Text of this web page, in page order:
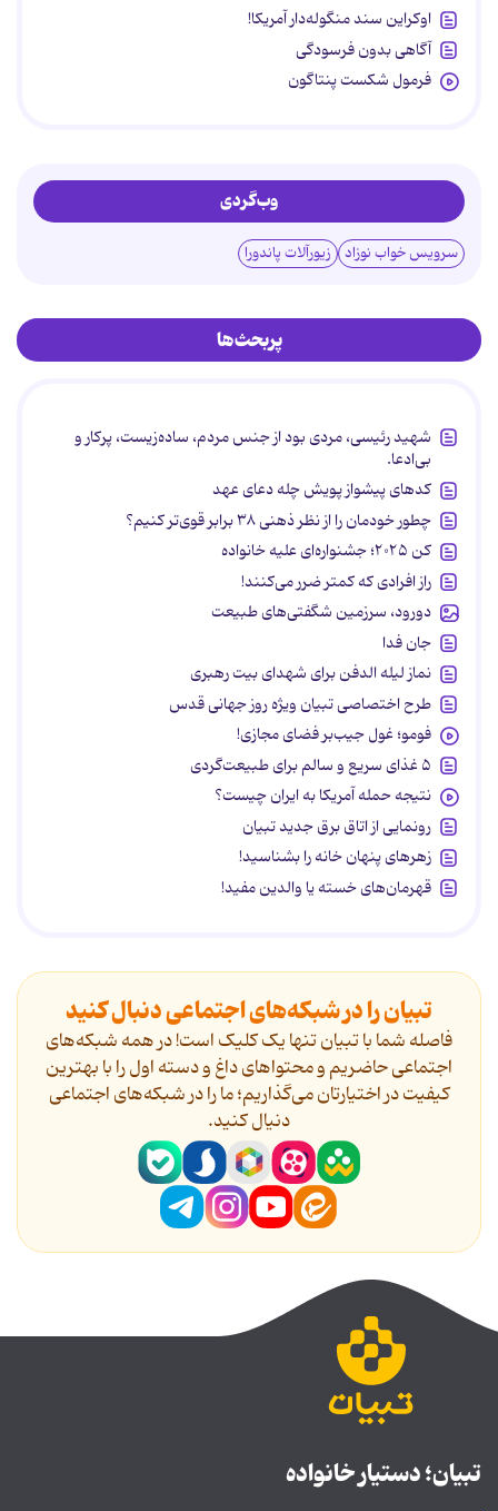
اوکراین سند منگوله‌دار آمریکا!
آگاهی بدون فرسودگی
فرمول شکست پنتاگون
وب‌گردی
سرویس خواب نوزاد زیورآلات پاندورا
پربحث‌ها
شهید رئیسی، مردی بود از جنس مردم، ساده‌زیست، پرکار و
بی‌ادعا.
کدهای پیشواز پویش چله دعای عهد
چطور خودمان را از نظر ذهنی ۳۸ برابر قوی‌تر کنیم؟
کن ۲۰۲۵؛ جشنواره‌ای علیه خانواده
راز افرادی که کمتر ضرر می‌کنند!
دورود، سرزمین شگفتی‌های طبیعت
جان فدا
نماز لیله الدفن برای شهدای بیت رهبری
طرح اختصاصی تبیان ویژه روز جهانی قدس
فومو؛ غول جیب‌بر فضای مجازی!
۵ غذای سریع و سالم برای طبیعت‌گردی
نتیجه حمله آمریکا به ایران چیست؟
رونمایی از اتاق برق جدید تبیان
زهرهای پنهان خانه را بشناسید!
قهرمان‌های خسته یا والدین مفید!
تبیان را در شبکه‌های اجتماعی دنبال کنید
فاصله شما با تبیان تنها یک کلیک است! در همه شبکه‌های
اجتماعی حاضریم و محتواهای داغ و دسته اول را با بهترین
کیفیت در اختیارتان می‌گذاریم؛ ما را در شبکه‌های اجتماعی
دنیال کنید.
تبیان؛ دستیار خانواده